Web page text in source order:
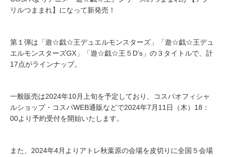
リルつままれ】になって新発売！
第１弾は「遊☆戯☆王デュエルモンスターズ」「遊☆戯☆王デュ
エルモンスターズGX」「遊☆戯☆王５D’s」の３タイトルで、計
17点がラインナップ。
一般販売は2024年10月上旬を予定しており、コスパオフィシャ
ルショップ・コスパWEB通販などで2024年7月11日（木）18：
00より予約受付を開始いたします。
また、2024年4月よりアトレ秋葉原の会場を皮切りに全国５会場